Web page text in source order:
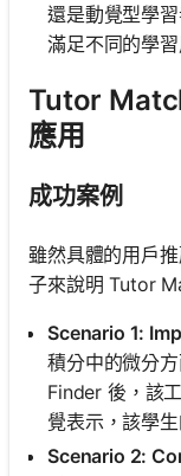
還是動覺型學
滿足不同的學習
Tutor
應用
成功案例
雖然具體的用戶
子來說明 Tutor
Scenario 1:
積分中的微分
Finder 後，該
覺表示，該學
Scenario 2: